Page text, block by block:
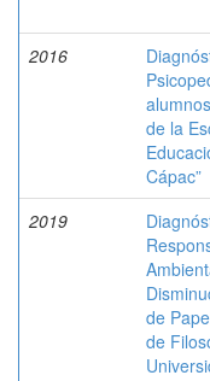
2016
de la
Cápac”
2019
de
de